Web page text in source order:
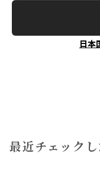
日本
最近チェック